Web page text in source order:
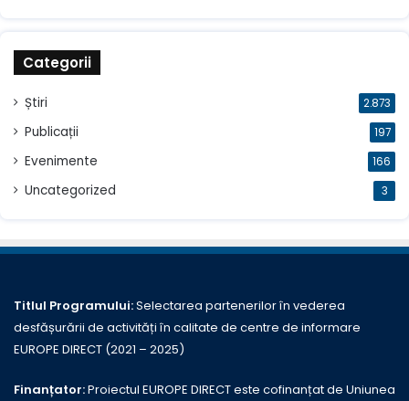
Categorii
Știri 2.873
Publicații 197
Evenimente 166
Uncategorized 3
Titlul Programului:Selectarea partenerilor în vederea
desfășurării de activități în calitate de centre de informare
EUROPE DIRECT (2021 – 2025)
Finanțator:Proiectul EUROPE DIRECT este cofinanțat de Uniunea